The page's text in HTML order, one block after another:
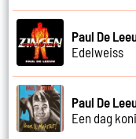
Paul De
Edelweiss
Paul De
Een dag